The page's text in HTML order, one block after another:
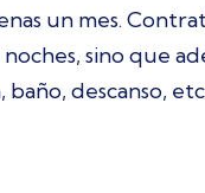
un mes.
sino que
descanso,